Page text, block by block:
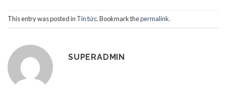
This entry was posted in Tin tức. Bookmark thepermalink.
SUPERADMIN